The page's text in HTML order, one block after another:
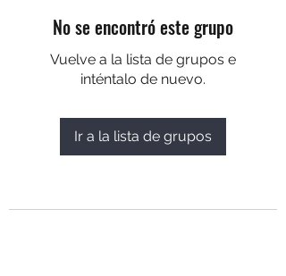
No se encontró este grupo
Vuelve a la lista de grupos e
inténtalo de nuevo.
Ir a la lista de grupos